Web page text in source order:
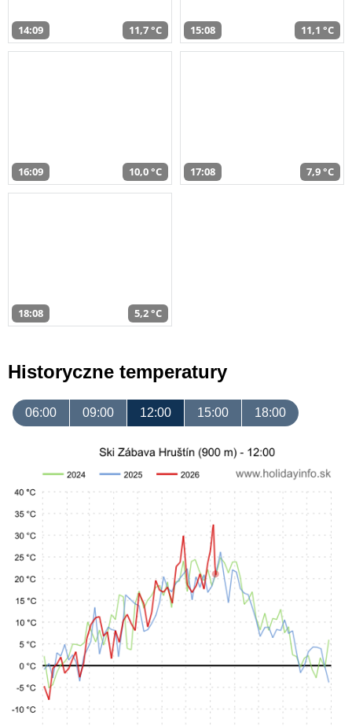
14:09 11,7 °C 15:08 11,1 °C
16:09 10,0 °C 17:08 7,9 °C
18:08 5,2 °C
Historyczne temperatury
06:00 09:00 12:00 15:00 18:00